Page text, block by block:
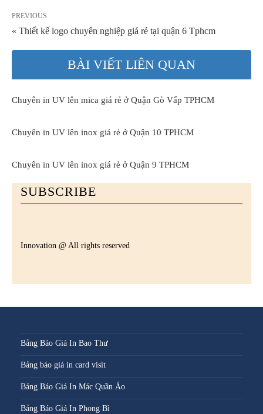
PREVIOUS
« Thiết kế logo chuyên nghiệp giá rẻ tại quận 6 Tphcm
BÀI VIẾT LIÊN QUAN
Chuyên in UV lên mica giá rẻ ở Quận Gò Vấp TPHCM
Chuyên in UV lên inox giá rẻ ở Quận 10 TPHCM
Chuyên in UV lên inox giá rẻ ở Quận 9 TPHCM
SUBSCRIBE
Innovation @ All rights reserved
Bảng Báo Giá In Bao Thư
Bảng báo giá in card visit
Bảng Báo Giá In Mác Quần Áo
Bảng Báo Giá In Phong Bì